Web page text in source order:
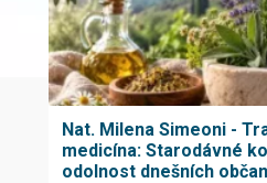
Nat. Milena Simeoni -
medicína: Starodávné
odolnost dnešních